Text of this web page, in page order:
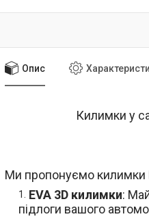
Опис
Килимки у
Ми пропонуємо килимки
EVA 3D килимки:
підлоги вашого